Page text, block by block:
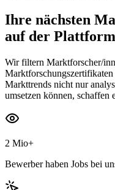
Ihre nächsten
auf der Plattform
Wir filtern Marktforscher/
Markttrends nicht nur
umsetzen können, schaffen
2 Mio+
Bewerber haben Jobs bei